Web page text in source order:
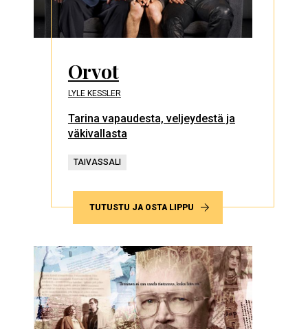
Orvot
LYLE KESSLER
Tarina vapaudesta, veljeydestä ja
väkivallasta
TAIVASSALI
TUTUSTU JA OSTA LIPPU